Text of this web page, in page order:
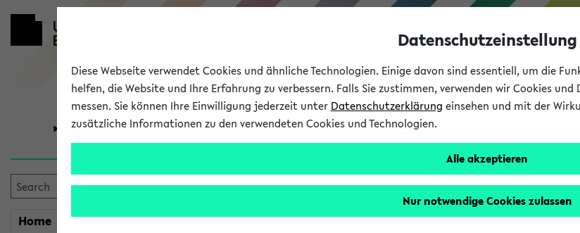
University Research Studies
Home myeKVV
Courses taught in English
Semester:
Datenschutzeinstellung
Diese Webseite verwendet Cookies und ähnliche Technologien. Einige davon sind essentiell, um die
helfen, die Website und Ihre Erfahrung zu verbessern. Falls Sie zustimmen, verwenden wir Cookies
messen. Sie können Ihre Einwilligung jederzeit unter Datenschutzerklärung einsehen und mit der
zusätzliche Informationen zu den verwendeten Cookies und Technologien.
Alle akzeptieren
Nur notwendige Cookies zulassen